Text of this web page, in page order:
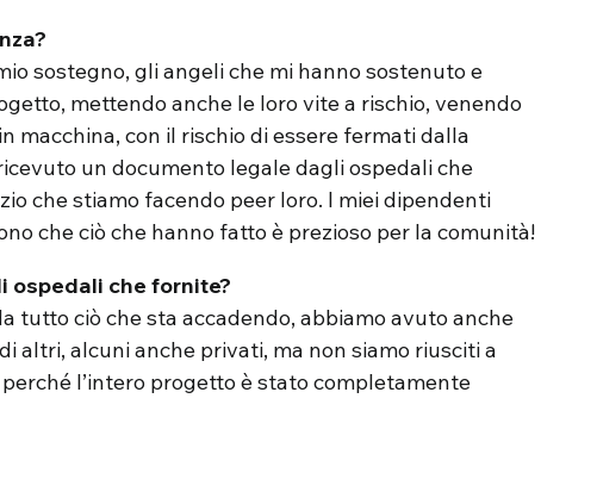
sostegno, gli angeli che mi hanno sostenuto e
mettendo anche le loro vite a rischio, venendo
macchina, con il rischio di essere fermati dalla
un documento legale dagli ospedali che
che stiamo facendo peer loro. I miei dipendenti
che ciò che hanno fatto è prezioso per la comunità!
ospedali che fornite?
tutto ciò che sta accadendo, abbiamo avuto anche
altri, alcuni anche privati, ma non siamo riusciti a
l’intero progetto è stato completamente